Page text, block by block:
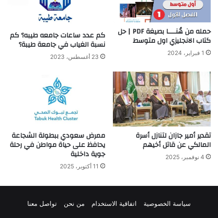
حمله من هُنــــا بصيغة PDF | حل
كتاب الانجليزي اول متوسط
1 فبراير، 2024
كم عدد ساعات جامعه طيبه؟ كم
نسبة الغياب في جامعة طيبة؟
23 أغسطس، 2023
تقدير أمير جازان لتنازل أسرة
المالكي عن قاتل أخيهم
4 نوفمبر، 2025
ممرض سعودي ببطولة الشجاعة
يحافظ على حياة مواطن في رحلة
جوية داخلية
11 أكتوبر، 2025
سياسة الخصوصية اتفاقية الاستخدام من نحن تواصل معنا